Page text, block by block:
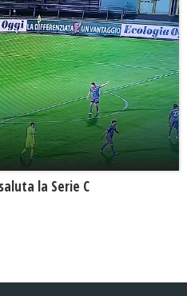
la Serie C